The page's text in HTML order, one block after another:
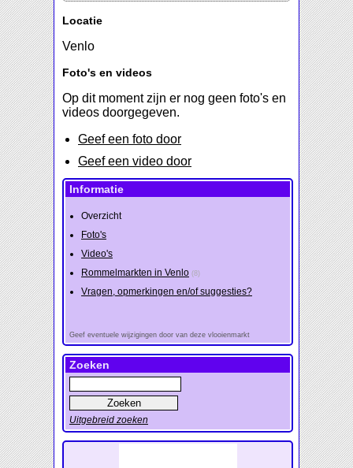
Locatie
Venlo
Foto's en videos
Op dit moment zijn er nog geen foto's en
videos doorgegeven.
Geef een foto door
Geef een video door
Informatie
Overzicht
Foto's
Video's
Rommelmarkten in Venlo (8)
Vragen, opmerkingen en/of suggesties?
Geef eventuele wijzigingen door van deze vlooienmarkt
Zoeken
Uitgebreid zoeken